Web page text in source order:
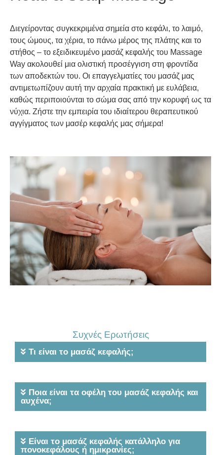
Διεγείροντας συγκεκριμένα σημεία στο κεφάλι, το λαιμό,
τους ώμους, τα χέρια, το πάνω μέρος της πλάτης και το
στήθος – το εξειδικευμένο μασάζ κεφαλής του Massage
Way ακολουθεί μια ολιστική προσέγγιση στη φροντίδα
των αποδεκτών του. Οι επαγγελματίες του μασάζ μας
αντιμετωπίζουν αυτή την αρχαία πρακτική με ευλάβεια,
καθώς περιποιούνται το σώμα σας από την κορυφή ως τα
νύχια. Ζήστε την εμπειρία του ιδιαίτερου θεραπευτικού
αγγίγματος των μασέρ κεφαλής μας σήμερα!
Συχνές Ερωτήσεις
Τι είναι το μασάζ κεφαλής;
Ποια είναι τα οφέλη του μασάζ κεφαλής και
αυχένα;
Είναι το μασάζ κεφαλής κατάλληλο για
πονοκεφάλους ή ημικρανίες;